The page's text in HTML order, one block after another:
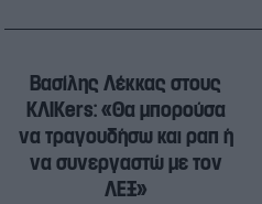
Βασίλης Λέκκας στους
ΚΛΙΚers: «Θα μπορούσα
να τραγουδήσω και ραπ ή
να συνεργαστώ με τον
ΛΕΞ»